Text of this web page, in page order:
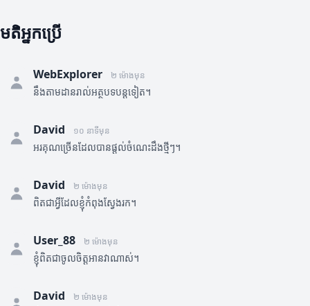
មតិអ្នកប្រើ
WebExplorer ២ ម៉ោងមុន
នឹងតាមដានរាល់អត្ថបទបន្តទៀត។
David ១០ នាទីមុន
អរគុណច្រើនដែលបានផ្តល់ចំណេះដឹងថ្មីៗ។
David ២ ម៉ោងមុន
ពិតជាអ្វីដែលខ្ញុំកំពុងស្វែងរក។
User_88 ២ ម៉ោងមុន
ខ្ញុំពិតជាចូលចិត្តអានវាណាស់។
David ២ ម៉ោងមុន